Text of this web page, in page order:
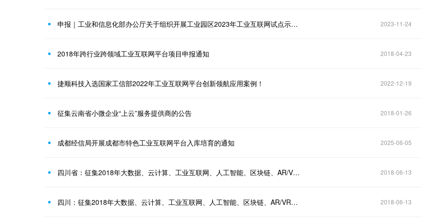
申报｜工业和信息化部办公厅关于组织开展工业园区2023年工业互联网试点示范项目 2023-11-24
2018年跨行业跨领域工业互联网平台项目申报通知 2018-04-23
捷顺科技入选国家工信部2022年工业互联网平台创新领航应用案例！ 2022-12-19
征集云南省小微企业“上云”服务提供商的公告 2018-01-26
成都经信局开展成都市特色工业互联网平台入库培育的通知 2025-06-05
四川省：征集2018年大数据、云计算、工业互联网、人工智能、区块链、AR/VR与实体经济融合创新项目的通知 2018-06-13
四川：征集2018年大数据、云计算、工业互联网、人工智能、区块链、AR/VR与实体经济融合创新项目 2018-06-13